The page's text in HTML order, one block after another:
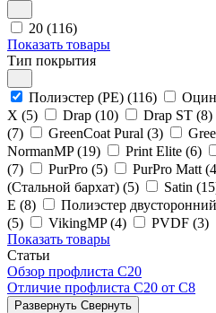
20 (116)
Показать товары
Тип покрытия
Полиэстер (PE) (116)
X (5)
Drap (10) Drap ST (8)
(7)
GreenCoat Pural (3)
NormanMP (19)
Print Elite (6)
(7)
PurPro (5) PurPro Matt
(Стальной бархат) (5)
Satin
E (8)
Полиэстер
(5)
VikingMP (4)
PVDF (3)
Показать товары
Статьи
Обзор профлиста С20
Отличие профлиста С20 от С8
Развернуть Свернуть